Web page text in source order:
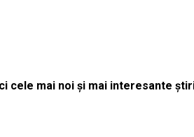
cele mai noi și mai interesante